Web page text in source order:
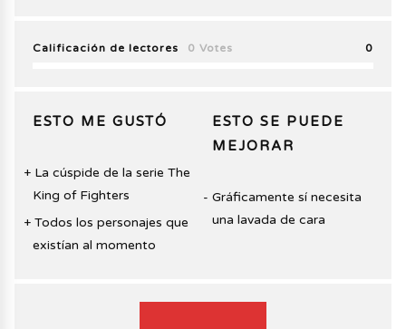
Calificación de lectores 0 Votes 0
ESTO ME GUSTÓ
La cúspide de la serie The
King of Fighters
Todos los personajes que
existían al momento
ESTO SE PUEDE
MEJORAR
Gráficamente sí necesita
una lavada de cara